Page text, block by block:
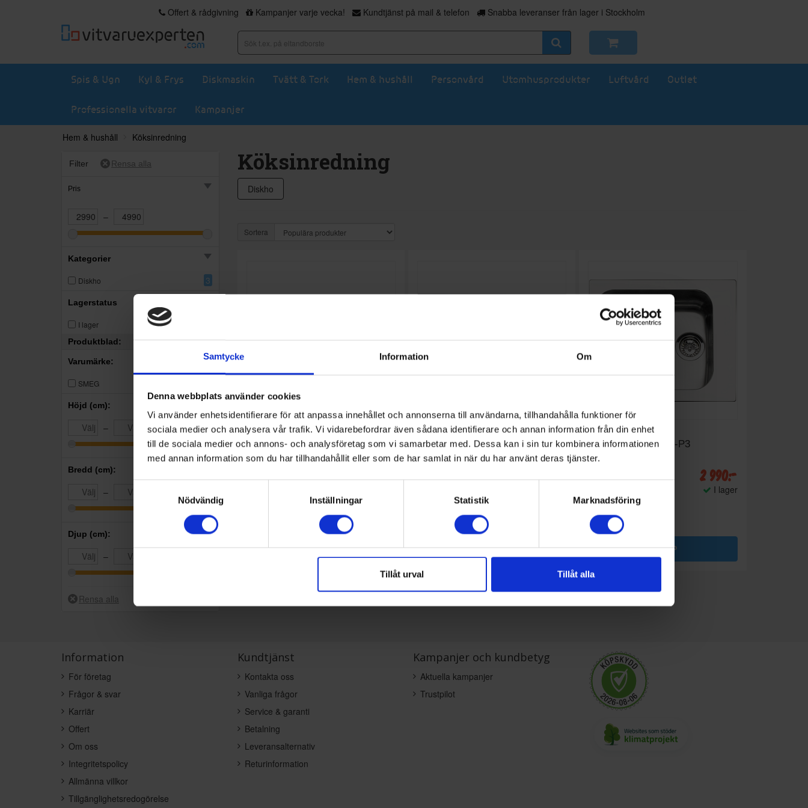
Samtycke Information Om
Denna webbplats använder cookies
Vi använder enhetsidentifierare för att anpassa innehållet och annonserna till användarna, tillhandahålla funktioner för
sociala medier och analysera vår trafik. Vi vidarebefordrar även sådana identifierare och annan information från din enhet
till de sociala medier och annons- och analysföretag som vi samarbetar med. Dessa kan i sin tur kombinera informationen
med annan information som du har tillhandahållit eller som de har samlat in när du har använt deras tjänster.
Nödvändig
Inställningar Statistik Marknadsföring
Tillåt urval Tillåt alla
Offert & rådgivning Kampanjer varje vecka! Kundtjänst på mail & telefon Snabba leveranser från lager i Stockholm
Spis & Ugn Kyl & Frys Diskmaskin Tvätt & Tork Hem & hushåll Personvård Utomhusprodukter Luftvård Outlet
Professionella vitvaror Kampanjer
Hem & hushåll Köksinredning
Filter
Pris
–
Kategorier
Diskho 3
Lagerstatus
I lager
Produktblad:
Varumärke:
SMEG
Höjd (cm):
–
Bredd (cm):
–
Djup (cm):
–
Köksinredning
Diskho
Sortera
Diskho
Smegdiskho LSX102CT
4 990:-
KÖP
Diskho
Smegdiskho LTS902-2 för stora
kök
4 990:-
KÖP
Diskho
Smegdiskho VS45-P3
2 990:-
I lager
KÖP
Information
För företag
Frågor & svar
Karriär
Offert
Om oss
Integritetspolicy
Allmänna villkor
Tillgänglighetsredogörelse
Kundtjänst
Kontakta oss
Vanliga frågor
Service & garanti
Betalning
Leveransalternativ
Returinformation
Kampanjer och kundbetyg
Aktuella kampanjer
Trustpilot